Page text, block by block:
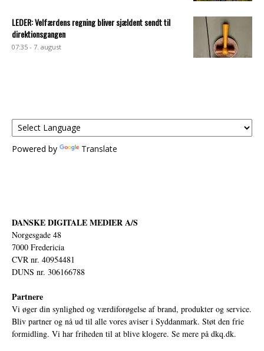
LEDER: Velfærdens regning bliver sjældent sendt til
direktionsgangen
07:35 - 7. august
Powered by Translate
DANSKE DIGITALE MEDIER A/S
Norgesgade 48
7000 Fredericia
CVR nr. 40954481
DUNS nr. 306166788
Partnere
Vi øger din synlighed og værdiforøgelse af brand, produkter og service.
Bliv partner og nå ud til alle vores aviser i Syddanmark. Støt den frie
formidling. Vi har friheden til at blive klogere. Se mere på dkq.dk.